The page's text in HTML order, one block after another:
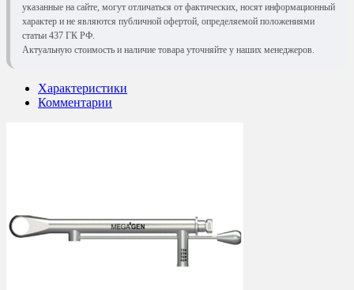
указанные на сайте, могут отличаться от фактических, носят информационный
характер и не являются публичной офертой, определяемой положениями
статьи 437 ГК РФ.
Актуальную стоимость и наличие товара уточняйте у наших менеджеров.
Характеристики
Комментарии